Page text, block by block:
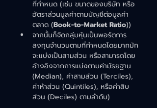
ที่กำหนด (เช่น ขนาดของบริษัท หรือ
อัตราส่วนมูลค่าตามบัญชีต่อมูลค่า
ตลาด (Book-to-Market Ratio))
จากนั้นก็จัดกลุ่มหุ้นเป็นพอร์ตการ
ลงทุนจำนวนตามที่กำหนดโดยมากมัก
จะแบ่งเป็นสามส่วน หรือสามารถโดย
อ้างอิงจากการแบ่งตามค่ามัธยฐาน
(Median), ค่าสามส่วน (Terciles),
ค่าห้าส่วน (Quintiles), หรือค่าสิบ
ส่วน (Deciles) ตามลำดับ)